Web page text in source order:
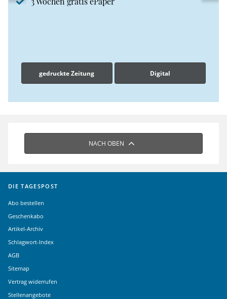
gedruckte Zeitung Digital
NACH OBEN
DIE TAGESPOST
Abo bestellen
Geschenkabo
Artikel-Archiv
Schlagwort-Index
AGB
Sitemap
Vertrag widerrufen
Stellenangebote